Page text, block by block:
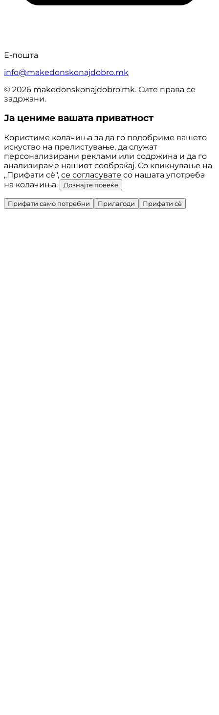
Е-пошта
info@makedonskonajdobro.mk
© 2026 makedonskonajdobro.mk. Сите права се
задржани.
Ја цениме вашата приватност
Користиме колачиња за да го подобриме вашето
искуство на прелистување, да служат
персонализирани реклами или содржина и да го
анализираме нашиот сообраќај. Со кликнување на
„Прифати сè", се согласувате со нашата употреба
на колачиња.
Дознајте повеќе
Прифати само потребни Прилагоди Прифати сè